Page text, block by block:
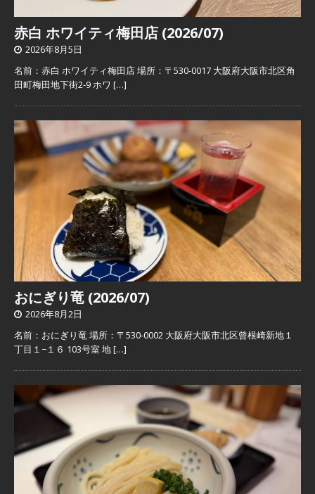
赤白 ホワイティ梅田店 (2026/07)
2026年8月5日
名前：赤白 ホワイティ梅田店 場所：〒530-0017 大阪府大阪市北区角
田町梅田地下街2-9 ホワ […]
おにぎり竜 (2026/07)
2026年8月2日
名前：おにぎり竜 場所：〒530-0002 大阪府大阪市北区曾根崎新地１
丁目１−１６ 103号室 地[…]